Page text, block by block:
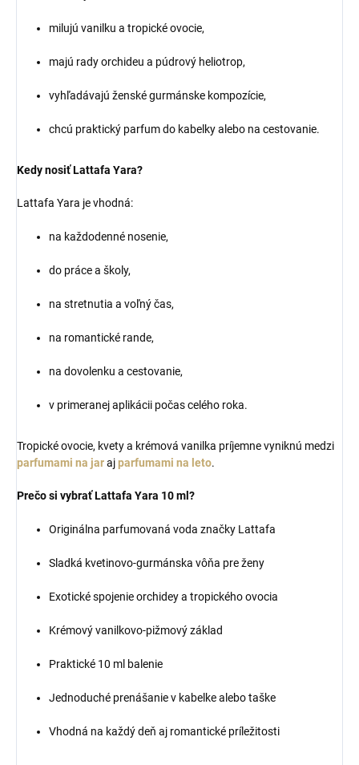
milujú vanilku a tropické ovocie,
majú rady orchideu a púdrový heliotrop,
vyhľadávajú ženské gurmánske kompozície,
chcú praktický parfum do kabelky alebo na cestovanie.
Kedy nosiť Lattafa Yara?
Lattafa Yara je vhodná:
na každodenné nosenie,
do práce a školy,
na stretnutia a voľný čas,
na romantické rande,
na dovolenku a cestovanie,
v primeranej aplikácii počas celého roka.
Tropické ovocie, kvety a krémová vanilka príjemne vyniknú medzi
parfumami na jarajparfumami na leto.
Prečo si vybrať Lattafa Yara 10 ml?
Originálna parfumovaná voda značky Lattafa
Sladká kvetinovo-gurmánska vôňa pre ženy
Exotické spojenie orchidey a tropického ovocia
Krémový vanilkovo-pižmový základ
Praktické 10 ml balenie
Jednoduché prenášanie v kabelke alebo taške
Vhodná na každý deň aj romantické príležitosti